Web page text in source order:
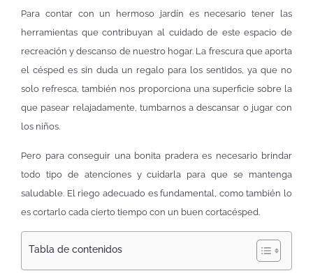
Para contar con un hermoso jardín es necesario tener las
herramientas que contribuyan al cuidado de este espacio de
recreación y descanso de nuestro hogar. La frescura que aporta
el césped es sin duda un regalo para los sentidos, ya que no
solo refresca, también nos proporciona una superficie sobre la
que pasear relajadamente, tumbarnos a descansar o jugar con
los niños.
Pero para conseguir una bonita pradera es necesario brindar
todo tipo de atenciones y cuidarla para que se mantenga
saludable. El riego adecuado es fundamental, como también lo
es cortarlo cada cierto tiempo con un buen cortacésped.
Tabla de contenidos